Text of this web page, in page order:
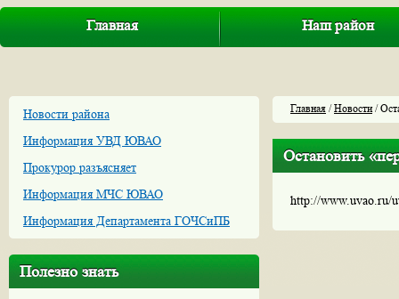
Главная Наш район
Новости района
Информация УВД ЮВАО
Прокурор разъясняет
Информация МЧС ЮВАО
Информация Департамента ГОЧСиПБ
Полезно знать
Главная /Новости/
Остановить
http://www.uvao.ru/